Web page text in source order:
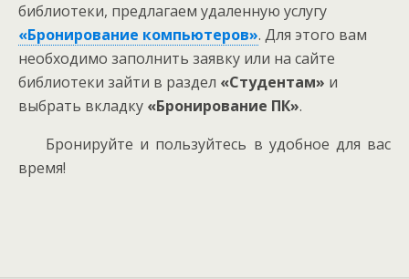
библиотеки, предлагаем удаленную услугу
«Бронирование компьютеров». Для этого вам
необходимо заполнить заявку или на сайте
библиотеки зайти в раздел «Студентам» и
выбрать вкладку «Бронирование ПК».
Бронируйте и пользуйтесь в удобное для вас
время!